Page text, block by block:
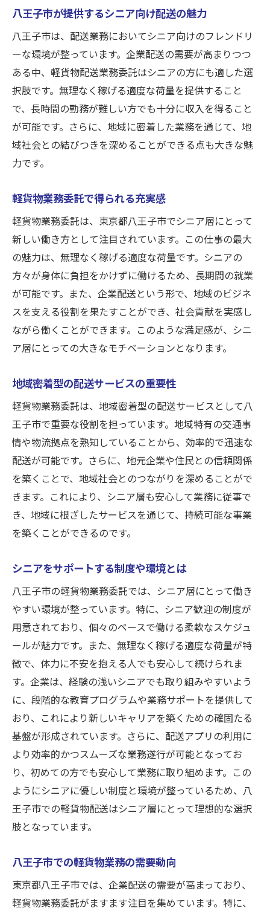
高収入を目指すためのポイント
シニアが活躍できる現場とは
働きやすさを実感できる環境
安全第一の運送スタイル
八王子市の企業配送の需要と供給
適度な荷量で無理なく働く！八王子のシニア向
け配送業務
適度な荷量がもたらすメリット
シニアに優しい配送業務の実態
八王子市での業務スケジュール管理
シニアのライフスタイルに合わせた勤務形
態
シニアが選ぶ八王子での理想的な軽貨物業務委
託とは
理想的な業務委託先の選び方
八王子市で選ばれる理由を探る
仕事とプライベートの両立を実現
契約前に確認すべき重要ポイント
シニアが安心して働ける理由
八王子でシニア歓迎！軽貨物業務委託の魅力に
迫る
シニア歓迎の背景にあるもの
業務委託の柔軟性がもたらす安心感
地域密着型サービスの強み
シニアが注目する業務委託の現状
地方の軽貨物業務の魅力とは
八王子でシニアも安心の企業配送軽貨物業務委
託スタート
配送業務のはじめ方と準備
シニアが抱える不安を解消する方法
企業配送の始め方とポイント
安心してスタートするための手順
シニア向けトレーニングと教育体制
八王子市での配送業務の流れ
シニアの新しい働き方八王子の軽貨物業務委託
を紹介
シニアに適した新しいキャリアパス
シニアが求める仕事の条件とは
未来を見据えた働き方の提案
八王子市で進化する軽貨物業務委託
八王子市が提供するシニア向け配送の魅力
八王子市は、配送業務においてシニア向けのフレンドリ
ーな環境が整っています。企業配送の需要が高まりつつ
ある中、軽貨物配送業務委託はシニアの方にも適した選
択肢です。無理なく稼げる適度な荷量を提供すること
で、長時間の勤務が難しい方でも十分に収入を得ること
が可能です。さらに、地域に密着した業務を通じて、地
域社会との結びつきを深めることができる点も大きな魅
力です。
軽貨物業務委託で得られる充実感
軽貨物業務委託は、東京都八王子市でシニア層にとって
新しい働き方として注目されています。この仕事の最大
の魅力は、無理なく稼げる適度な荷量です。シニアの
方々が身体に負担をかけずに働けるため、長期間の就業
が可能です。また、企業配送という形で、地域のビジネ
スを支える役割を果たすことができ、社会貢献を実感し
ながら働くことができます。このような満足感が、シニ
ア層にとっての大きなモチベーションとなります。
地域密着型の配送サービスの重要性
軽貨物業務委託は、地域密着型の配送サービスとして八
王子市で重要な役割を担っています。地域特有の交通事
情や物流拠点を熟知していることから、効率的で迅速な
配送が可能です。さらに、地元企業や住民との信頼関係
を築くことで、地域社会とのつながりを深めることがで
きます。これにより、シニア層も安心して業務に従事で
き、地域に根ざしたサービスを通じて、持続可能な事業
を築くことができるのです。
シニアをサポートする制度や環境とは
八王子市の軽貨物業務委託では、シニア層にとって働き
やすい環境が整っています。特に、シニア歓迎の制度が
用意されており、個々のペースで働ける柔軟なスケジュ
ールが魅力です。また、無理なく稼げる適度な荷量が特
徴で、体力に不安を抱える人でも安心して続けられま
す。企業は、経験の浅いシニアでも取り組みやすいよう
に、段階的な教育プログラムや業務サポートを提供して
おり、これにより新しいキャリアを築くための確固たる
基盤が形成されています。さらに、配送アプリの利用に
より効率的かつスムーズな業務遂行が可能となってお
り、初めての方でも安心して業務に取り組めます。この
ようにシニアに優しい制度と環境が整っているため、八
王子市での軽貨物配送はシニア層にとって理想的な選択
肢となっています。
八王子市での軽貨物業務の需要動向
東京都八王子市では、企業配送の需要が高まっており、
軽貨物業務委託がますます注目を集めています。特に、